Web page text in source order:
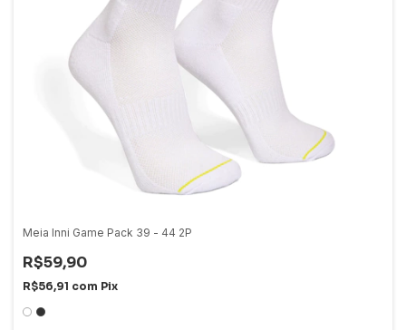
Meia Inni Game Pack 39 - 44 2P
R$59,90
R$56,91 com Pix